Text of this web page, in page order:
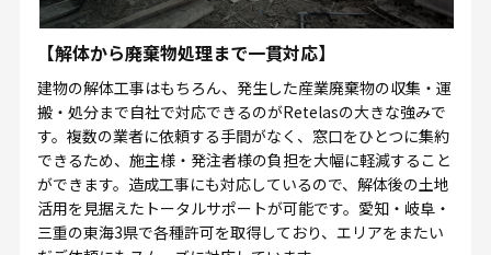
【解体から廃棄物処理まで一貫対応】
建物の解体工事はもちろん、発生した産業廃棄物の収集・運
搬・処分まで自社で対応できるのがRetelasの大きな強みで
す。複数の業者に依頼する手間がなく、窓口をひとつに集約
できるため、施主様・発注者様の負担を大幅に軽減すること
ができます。造成工事にも対応しているので、解体後の土地
活用を見据えたトータルサポートが可能です。愛知・岐阜・
三重の東海3県で各種許可を取得しており、エリアをまたい